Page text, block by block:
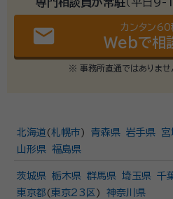
専門相談員が常駐（平日
email カンタン60
Webで相
※ 事務所直通ではありませ
北海道 (札幌市) 青森県 岩手県 宮
山形県 福島県
茨城県 栃木県 群馬県 埼玉県 千
東京都 ( 東京23区 ) 神奈川県